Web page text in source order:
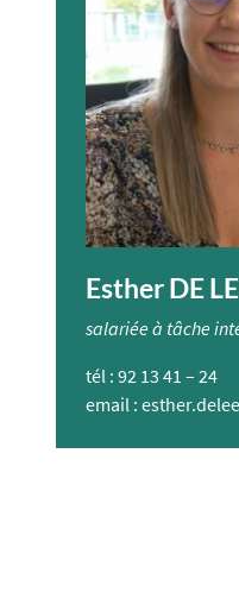
Esther DE
salariée à tâche
tél : 92 13 41 – 24
email :